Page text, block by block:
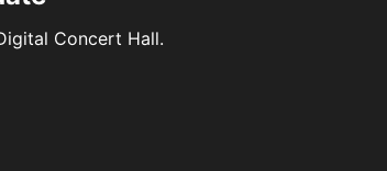
Concert Hall.